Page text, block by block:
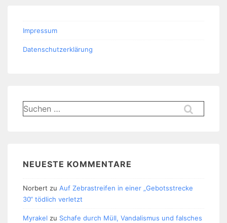
Impressum
Datenschutzerklärung
Suchen
nach:
NEUESTE KOMMENTARE
Norbert zu Auf Zebrastreifen in einer „Gebotsstrecke
30“ tödlich verletzt
Myrakel zu Schafe durch Müll, Vandalismus und falsches